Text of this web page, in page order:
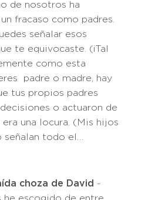
de nosotros ha
fracaso como padres.
señalar esos
te equivocaste. (¡Tal
como esta
padre o madre, hay
tus propios padres
o actuaron de
era una locura. (Mis hijos
señalan todo el…
choza de David -